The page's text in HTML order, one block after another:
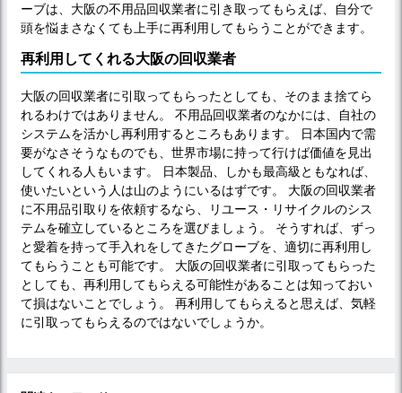
ーブは、大阪の不用品回収業者に引き取ってもらえば、自分で
頭を悩まさなくても上手に再利用してもらうことができます。
再利用してくれる大阪の回収業者
大阪の回収業者に引取ってもらったとしても、そのまま捨てら
れるわけではありません。 不用品回収業者のなかには、自社の
システムを活かし再利用するところもあります。 日本国内で需
要がなさそうなものでも、世界市場に持って行けば価値を見出
してくれる人もいます。 日本製品、しかも最高級ともなれば、
使いたいという人は山のようにいるはずです。 大阪の回収業者
に不用品引取りを依頼するなら、リユース・リサイクルのシス
テムを確立しているところを選びましょう。 そうすれば、ずっ
と愛着を持って手入れをしてきたグローブを、適切に再利用し
てもらうことも可能です。 大阪の回収業者に引取ってもらった
としても、再利用してもらえる可能性があることは知っておい
て損はないことでしょう。 再利用してもらえると思えば、気軽
に引取ってもらえるのではないでしょうか。